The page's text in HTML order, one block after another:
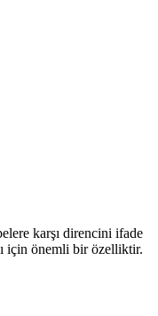
karşı direncini ifade
için önemli bir özelliktir.